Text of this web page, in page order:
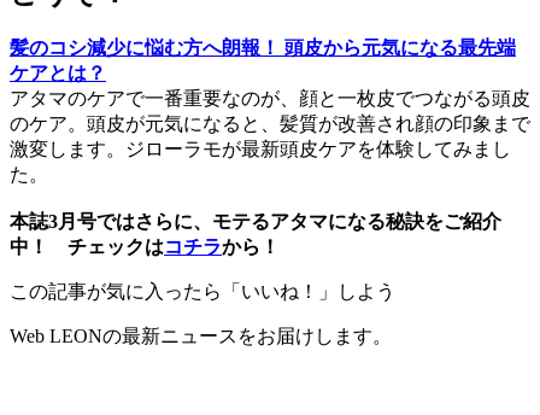
髪のコシ減少に悩む方へ朗報！ 頭皮から元気になる最先端
ケアとは？
アタマのケアで一番重要なのが、顔と一枚皮でつながる頭皮
のケア。頭皮が元気になると、髪質が改善され顔の印象まで
激変します。ジローラモが最新頭皮ケアを体験してみまし
た。
本誌3月号ではさらに、モテるアタマになる秘訣をご紹介
中！ チェックはコチラから！
この記事が気に入ったら「いいね！」しよう
Web LEONの最新ニュースをお届けします。